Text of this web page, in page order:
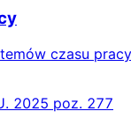
czasu
2025 poz. 277